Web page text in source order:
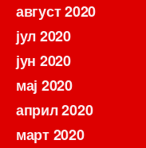
август 2020
јул 2020
јун 2020
мај 2020
април 2020
март 2020